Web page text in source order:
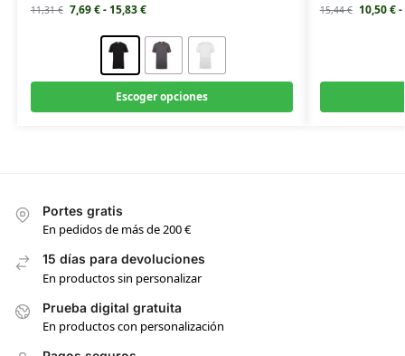
11,31€ 7,69€- 15,83€
Escoger opciones
15,44€ 10,50€-
Portes gratis
En pedidos de más de 200 €
15 días para devoluciones
En productos sin personalizar
Prueba digital gratuita
En productos con personalización